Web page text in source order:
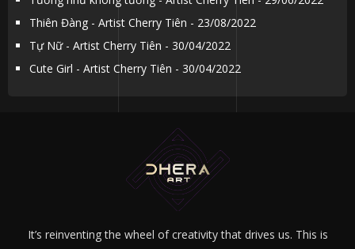
Thiên Đàng - Artist Cherry Tiên - 23/08/2022
Tự Nữ - Artist Cherry Tiên - 30/04/2022
Cute Girl - Artist Cherry Tiên - 30/04/2022
It’s reinventing the wheel of creativity that drives us. This is